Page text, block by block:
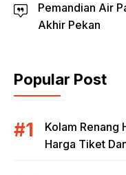
Pemandian Air
Akhir Pekan
Popular Post
Kolam Renang
Harga Tiket